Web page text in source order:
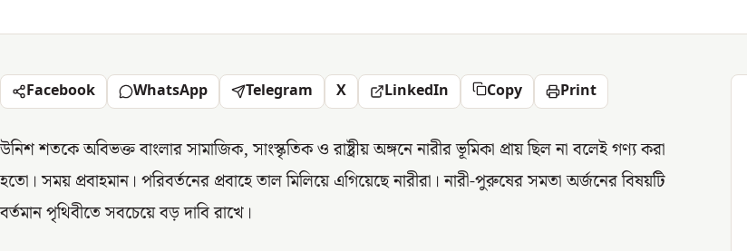
Facebook WhatsApp Telegram X LinkedIn Copy Print
উনিশ শতকে অবিভক্ত বাংলার সামাজিক, সাংস্কৃতিক ও রাষ্ট্রীয় অঙ্গনে নারীর ভূমিকা প্রায় ছিল না বলেই গণ্য করা
হতো। সময় প্রবাহমান। পরিবর্তনের প্রবাহে তাল মিলিয়ে এগিয়েছে নারীরা। নারী-পুরুষের সমতা অর্জনের বিষয়টি
বর্তমান পৃথিবীতে সবচেয়ে বড় দাবি রাখে।